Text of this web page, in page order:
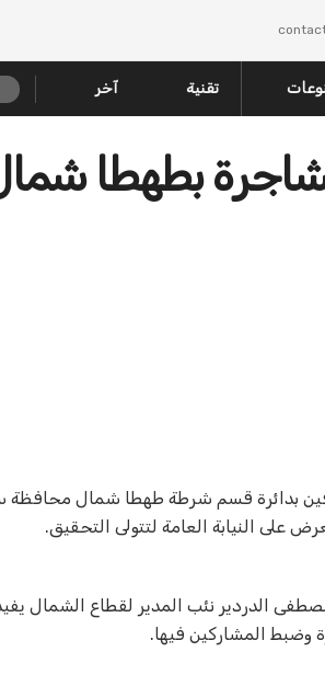
تقنية آخر
مشاجرة بطهطا
طرفين بدائرة قسم شرطة طهطا شمال
على النيابة العامة لتتولى التحقيق.
الدردير نئب المدير لقطاع الشمال
وضبط المشاركين فيها.